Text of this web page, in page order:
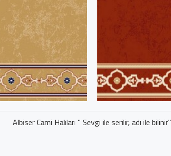
Albiser Cami Halıları " Sevgi ile serilir, adı ile bilinir"